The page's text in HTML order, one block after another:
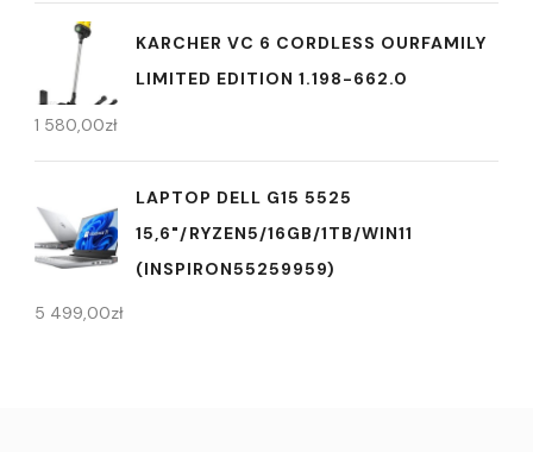
KARCHER VC 6 CORDLESS OURFAMILY
LIMITED EDITION 1.198-662.0
1 580,00zł
LAPTOP DELL G15 5525
15,6"/RYZEN5/16GB/1TB/WIN11
(INSPIRON55259959)
5 499,00zł